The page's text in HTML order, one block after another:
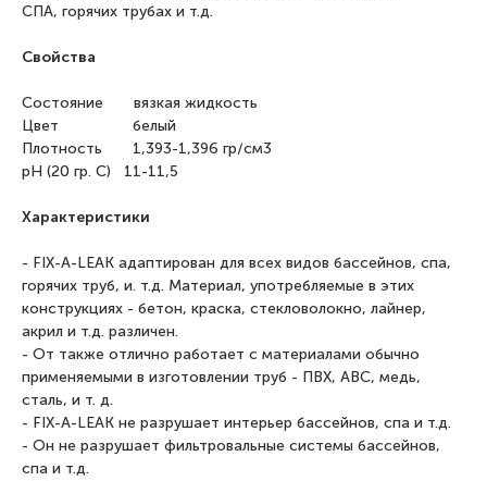
СПА, горячих трубах и т.д.
Свойства
Состояние вязкая жидкость
Цвет белый
Плотность 1,393-1,396 гр/см3
pH (20 гр. C) 11-11,5
Характеристики
- FIX-A-LEAK адаптирован для всех видов бассейнов, спа,
горячих труб, и. т.д. Материал, употребляемые в этих
конструкциях - бетон, краска, стекловолокно, лайнер,
акрил и т.д. различен.
- От также отлично работает с материалами обычно
применяемыми в изготовлении труб - ПВХ, ABC, медь,
сталь, и т. д.
- FIX-A-LEAK не разрушает интерьер бассейнов, спа и т.д.
- Он не разрушает фильтровальные системы бассейнов,
спа и т.д.